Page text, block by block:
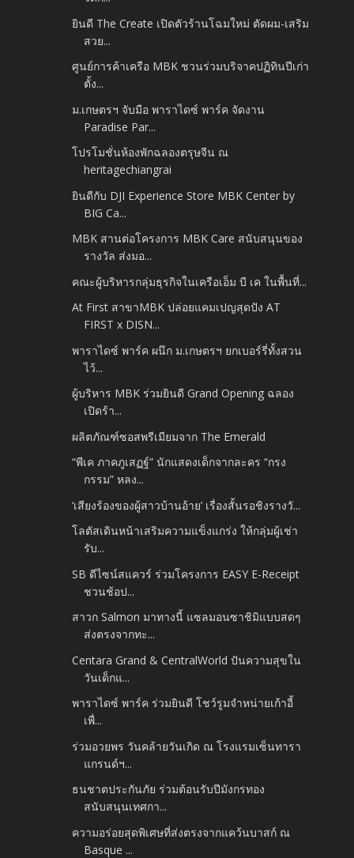
ยินดี The Create เปิดตัวร้านโฉมใหม่ ตัดผม-เสริม
สวย...
ศูนย์การค้าเครือ MBK ชวนร่วมบริจาคปฏิทินปีเก่า
ตั้ง...
ม.เกษตรฯ จับมือ พาราไดซ์ พาร์ค จัดงาน
Paradise Par...
โปรโมชั่นห้องพักฉลองตรุษจีน ณ
heritagechiangrai
ยินดีกับ DJI Experience Store MBK Center by
BIG Ca...
MBK สานต่อโครงการ MBK Care สนับสนุนของ
รางวัล ส่งมอ...
คณะผู้บริหารกลุ่มธุรกิจในเครือเอ็ม บี เค ในพื้นที่...
At First สาขาMBK ปล่อยแคมเปญสุดปัง AT
FIRST x DISN...
พาราไดซ์ พาร์ค ผนึก ม.เกษตรฯ ยกเบอร์รี่ทั้งสวน
ไว้...
ผู้บริหาร MBK ร่วมยินดี Grand Opening ฉลอง
เปิดร้า...
ผลิตภัณฑ์ซอสพรีเมียมจาก The Emerald
“พีเค ภาคภูเสฏฐ์” นักแสดงเด็กจากละคร “กรง
กรรม” หลง...
‘เสียงร้องของผู้สาวบ้านอ้าย’ เรื่องสั้นรอชิงรางวั...
โลตัสเดินหน้าเสริมความแข็งแกร่ง ให้กลุ่มผู้เช่า
รับ...
SB ดีไซน์สแควร์ ร่วมโครงการ EASY E-Receipt
ชวนช้อป...
สาวก Salmon มาทางนี้ แซลมอนซาชิมิแบบสดๆ
ส่งตรงจากทะ...
Centara Grand & CentralWorld ปันความสุขใน
วันเด็กแ...
พาราไดซ์ พาร์ค ร่วมยินดี โชว์รูมจำหน่ายเก้าอี้
เพื่...
ร่วมอวยพร วันคล้ายวันเกิด ณ โรงแรมเซ็นทารา
แกรนด์ฯ...
ธนชาตประกันภัย ร่วมต้อนรับปีมังกรทอง
สนับสนุนเทศกา...
ความอร่อยสุดพิเศษที่ส่งตรงจากแคว้นบาสก์ ณ
Basque ...